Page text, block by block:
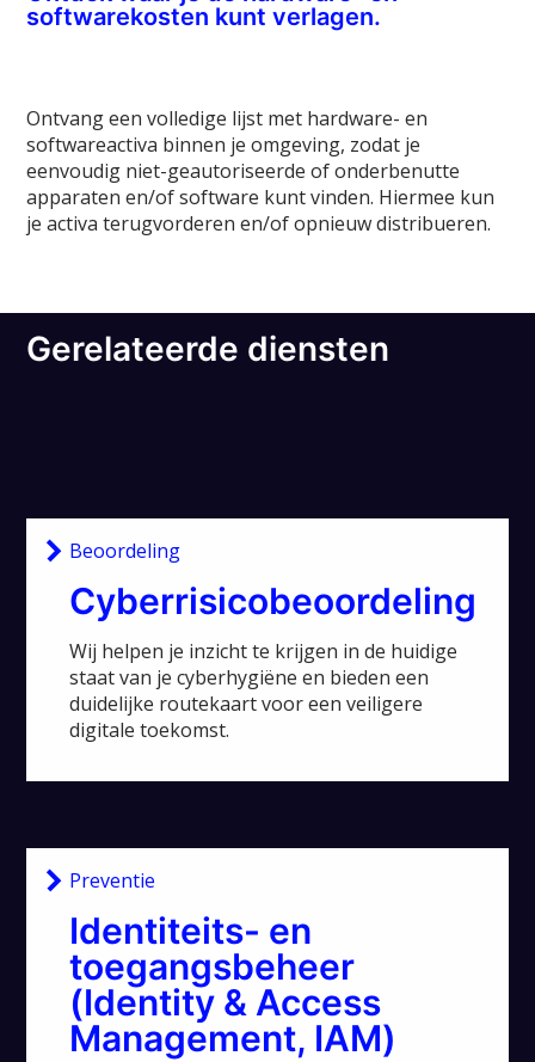
softwarekosten kunt verlagen.
Ontvang een volledige lijst met hardware- en
softwareactiva binnen je omgeving, zodat je
eenvoudig niet-geautoriseerde of onderbenutte
apparaten en/of software kunt vinden. Hiermee kun
je activa terugvorderen en/of opnieuw distribueren.
Gerelateerde diensten
Beoordeling
Cyberrisicobeoordeling
Wij helpen je inzicht te krijgen in de huidige
staat van je cyberhygiëne en bieden een
duidelijke routekaart voor een veiligere
digitale toekomst.
Preventie
Identiteits- en
toegangsbeheer
(Identity & Access
Management, IAM)